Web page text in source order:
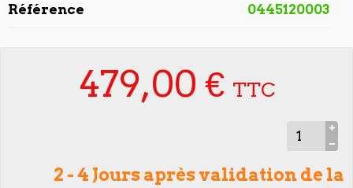
Référence 0445120003
479,00 € TTC
2 - 4 Jours après validation de la